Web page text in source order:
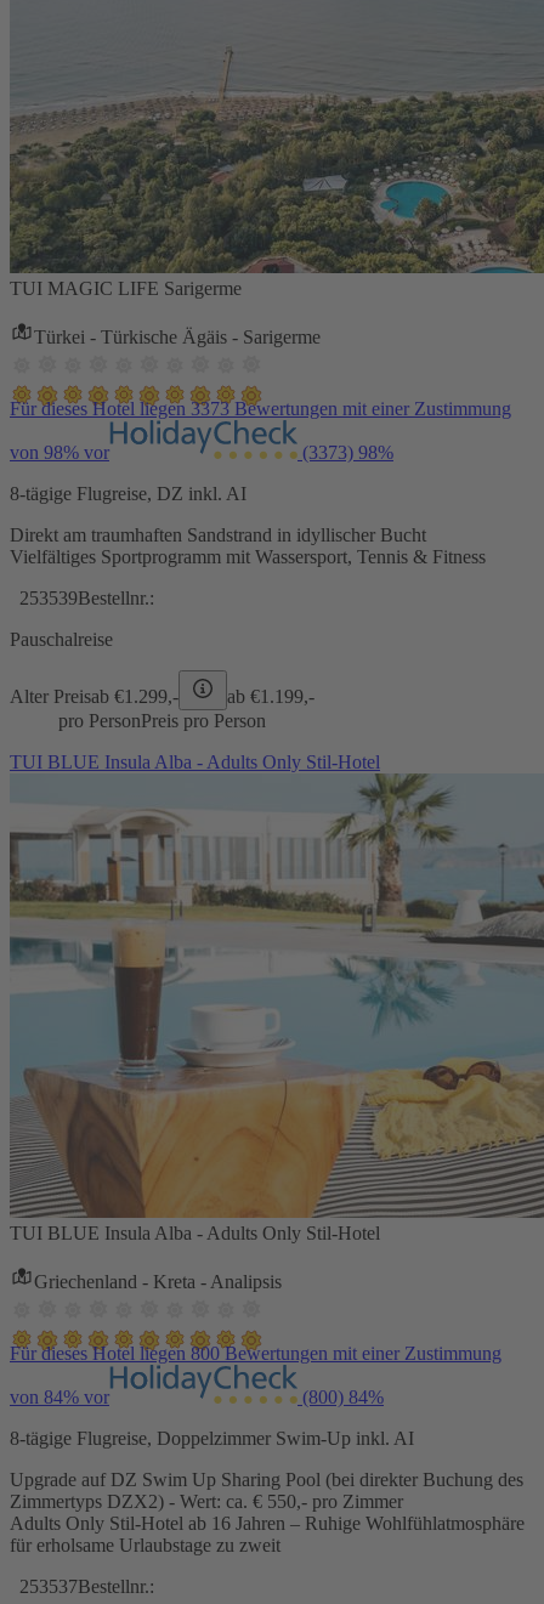
TUI MAGIC LIFE Sarigerme
Türkei - Türkische Ägäis - Sarigerme
Für dieses Hotel liegen 3373 Bewertungen mit einer Zustimmung
von 98% vor (3373) 98%
8-tägige Flugreise, DZ inkl. AI
Direkt am traumhaften Sandstrand in idyllischer Bucht
Vielfältiges Sportprogramm mit Wassersport, Tennis & Fitness
253539Bestellnr.:
Pauschalreise
Alter Preisab €1.299,- ab €1.199,-
pro PersonPreis pro Person
TUI BLUE Insula Alba - Adults Only Stil-Hotel
TUI BLUE Insula Alba - Adults Only Stil-Hotel
Griechenland - Kreta - Analipsis
Für dieses Hotel liegen 800 Bewertungen mit einer Zustimmung
von 84% vor (800) 84%
8-tägige Flugreise, Doppelzimmer Swim-Up inkl. AI
Upgrade auf DZ Swim Up Sharing Pool (bei direkter Buchung des
Zimmertyps DZX2) - Wert: ca. € 550,- pro Zimmer
Adults Only Stil-Hotel ab 16 Jahren – Ruhige Wohlfühlatmosphäre
für erholsame Urlaubstage zu zweit
253537Bestellnr.: